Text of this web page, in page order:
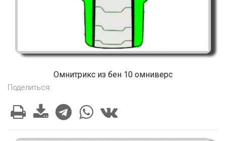
Омнитрикс из бен 10 омниверс
Поделиться: